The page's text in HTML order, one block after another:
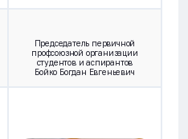
Председатель первичной
профсоюзной организации
студентов и аспирантов
Бойко Богдан Евгеньевич